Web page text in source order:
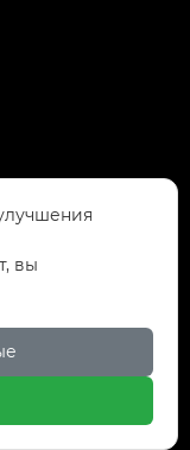
Учжи, промзона
Средняя
вы